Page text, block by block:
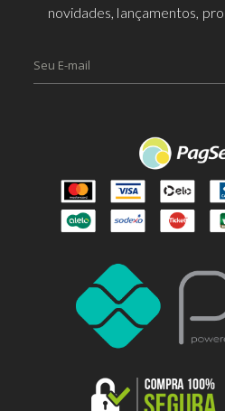
novidades, lançamentos,